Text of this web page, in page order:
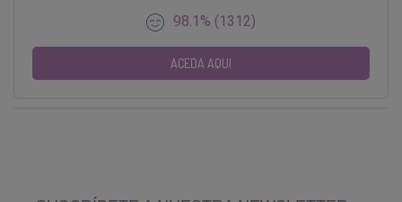
98.1% (1312)
ACEDA AQUI